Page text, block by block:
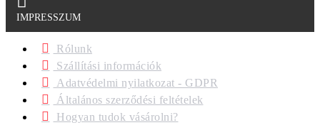
IMPRESSZUM
Rólunk
Szállítási információk
Adatvédelmi nyilatkozat - GDPR
Általános szerződési feltételek
Hogyan tudok vásárolni?